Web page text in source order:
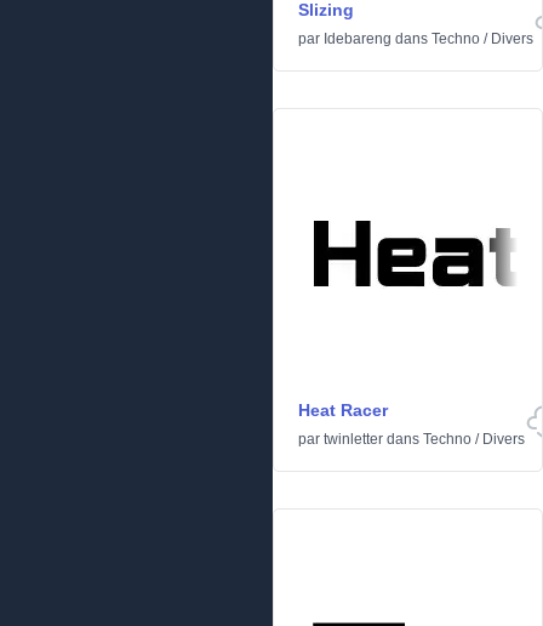
Slizing
par Idebareng dans Techno / Divers
Heat Racer
par twinletter dans Techno / Divers